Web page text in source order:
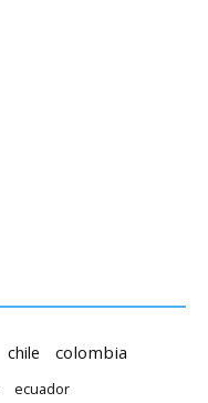
chile colombia
ecuador